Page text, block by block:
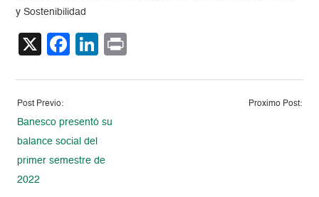
y Sostenibilidad
X Facebook
LinkedIn
Post Previo:
Banesco presentó su
balance social del
primer semestre de
2022
Proximo Post: